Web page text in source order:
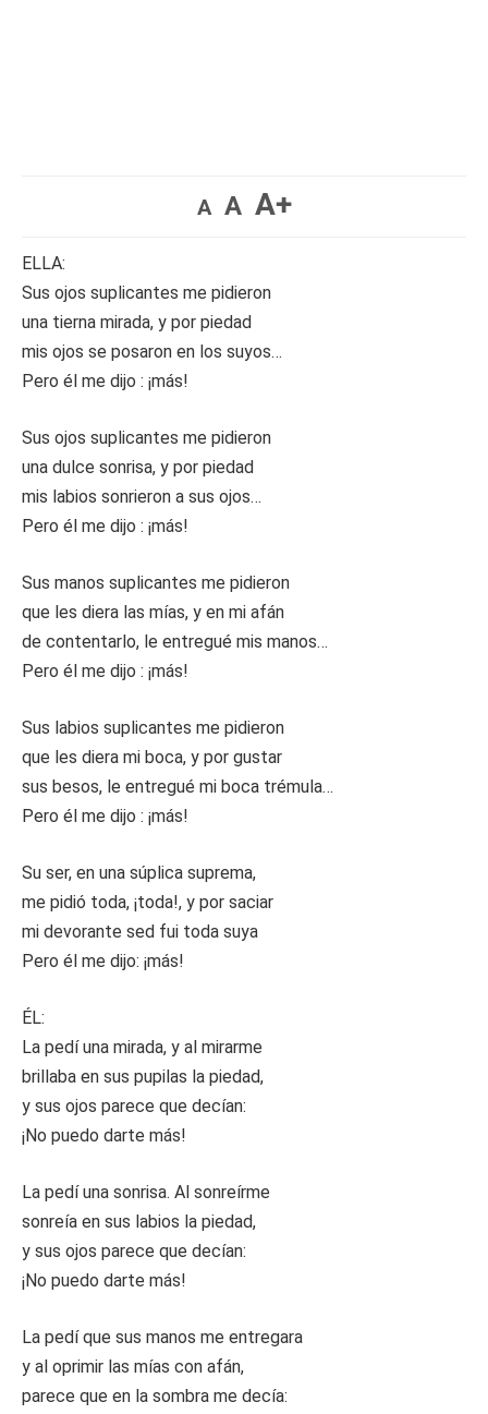
A A A+
ELLA:
Sus ojos suplicantes me pidieron
una tierna mirada, y por piedad
mis ojos se posaron en los suyos…
Pero él me dijo : ¡más!
Sus ojos suplicantes me pidieron
una dulce sonrisa, y por piedad
mis labios sonrieron a sus ojos…
Pero él me dijo : ¡más!
Sus manos suplicantes me pidieron
que les diera las mías, y en mi afán
de contentarlo, le entregué mis manos…
Pero él me dijo : ¡más!
Sus labios suplicantes me pidieron
que les diera mi boca, y por gustar
sus besos, le entregué mi boca trémula…
Pero él me dijo : ¡más!
Su ser, en una súplica suprema,
me pidió toda, ¡toda!, y por saciar
mi devorante sed fui toda suya
Pero él me dijo: ¡más!
ÉL:
La pedí una mirada, y al mirarme
brillaba en sus pupilas la piedad,
y sus ojos parece que decían:
¡No puedo darte más!
La pedí una sonrisa. Al sonreírme
sonreía en sus labios la piedad,
y sus ojos parece que decían:
¡No puedo darte más!
La pedí que sus manos me entregara
y al oprimir las mías con afán,
parece que en la sombra me decía: